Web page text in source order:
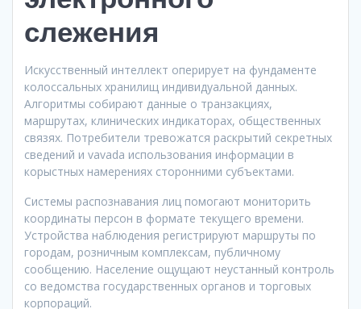
слежения
Искусственный интеллект оперирует на фундаменте
колоссальных хранилищ индивидуальной данных.
Алгоритмы собирают данные о транзакциях,
маршрутах, клинических индикаторах, общественных
связях. Потребители тревожатся раскрытий секретных
сведений и vavada использования информации в
корыстных намерениях сторонними субъектами.
Системы распознавания лиц помогают мониторить
координаты персон в формате текущего времени.
Устройства наблюдения регистрируют маршруты по
городам, розничным комплексам, публичному
сообщению. Население ощущают неустанный контроль
со ведомства государственных органов и торговых
корпораций.